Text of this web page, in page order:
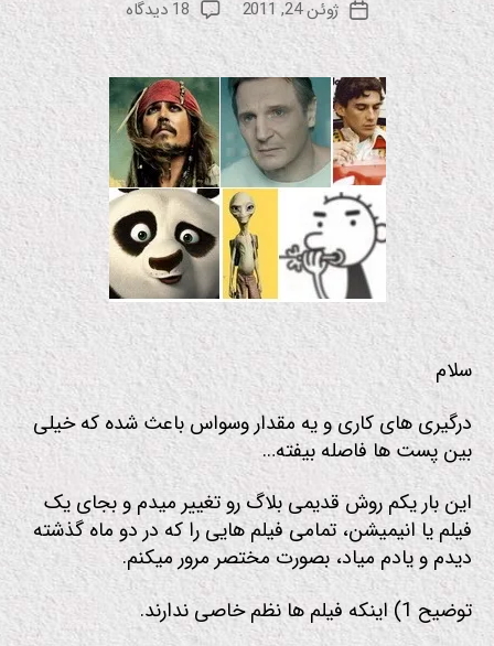
ش
ن
س
ین
ا
ی
ل
م
نوشته
ع
و
د
تاریخ
نوشته
ژوئن 24, 2011 18 دیدگاه
برای
آنچه
گذشت…
سلام
درگیری های کاری و یه مقدار وسواس باعث شده که خیلی
بین پست ها فاصله بیفته…
این بار یکم روش قدیمی بلاگ رو تغییر میدم و بجای یک
فیلم یا انیمیشن، تمامی فیلم هایی را که در دو ماه گذشته
دیدم و یادم میاد، بصورت مختصر مرور میکنم.
توضیح 1) اینکه فیلم ها نظم خاصی ندارند.